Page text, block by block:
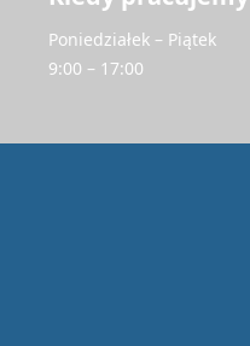
Poniedziałek – Piątek
9:00 – 17:00